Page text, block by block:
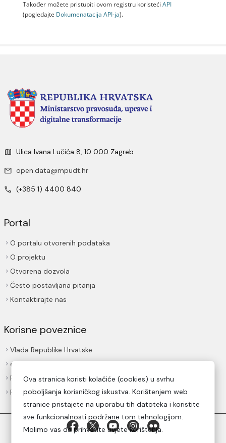
Također možete pristupiti ovom registru koristeći API
(pogledajte Dokumenаtаcijа API-jа).